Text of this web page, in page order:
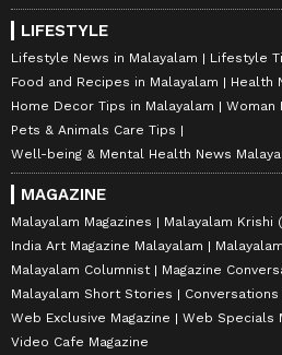
LIFESTYLE
Lifestyle News in Malayalam
Lifestyle
Food and Recipes in Malayalam
Health
Home Decor Tips in Malayalam
Woman
Pets & Animals Care Tips
Well-being & Mental Health News
MAGAZINE
Malayalam Magazines
Malayalam Krishi
India Art Magazine Malayalam
Malayalam Columnist
Magazine
Malayalam Short Stories
Conversations
Web Exclusive Magazine
Web Specials
Video Cafe Magazine